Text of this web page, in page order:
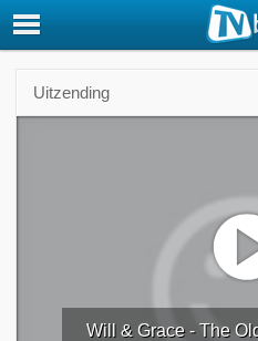
Uitzending
Will & Grace - The